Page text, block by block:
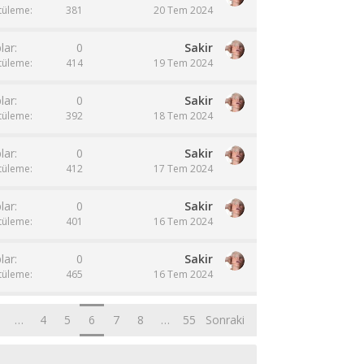
381 20 Tem 2024
0
414
Sakir
19 Tem 2024
0
392
Sakir
18 Tem 2024
0
412
Sakir
17 Tem 2024
0
401
Sakir
16 Tem 2024
0
465
Sakir
16 Tem 2024
… 4 5 6 7 8 … 55 Sonraki